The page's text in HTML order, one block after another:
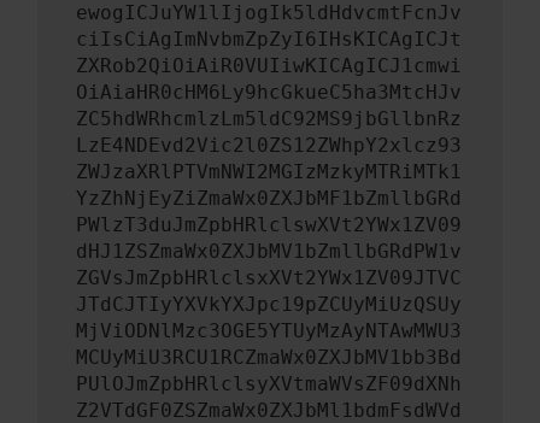
ewogICJuYW1lIjogIk5ldHdvcmtFcnJv
ciIsCiAgImNvbmZpZyI6IHsKICAgICJt
ZXRob2QiOiAiR0VUIiwKICAgICJ1cmwi
OiAiaHR0cHM6Ly9hcGkueC5ha3MtcHJv
ZC5hdWRhcmlzLm5ldC92MS9jbGllbnRz
LzE4NDEvd2Vic2l0ZS12ZWhpY2xlcz93
ZWJzaXRlPTVmNWI2MGIzMzkyMTRiMTk1
YzZhNjEyZiZmaWx0ZXJbMF1bZmllbGRd
PWlzT3duJmZpbHRlclswXVt2YWx1ZV09
dHJ1ZSZmaWx0ZXJbMV1bZmllbGRdPW1v
ZGVsJmZpbHRlclsxXVt2YWx1ZV09JTVC
JTdCJTIyYXVkYXJpc19pZCUyMiUzQSUy
MjViODNlMzc3OGE5YTUyMzAyNTAwMWU3
MCUyMiU3RCU1RCZmaWx0ZXJbMV1bb3Bd
PUlOJmZpbHRlclsyXVtmaWVsZF09dXNh
Z2VTdGF0ZSZmaWx0ZXJbMl1bdmFsdWVd